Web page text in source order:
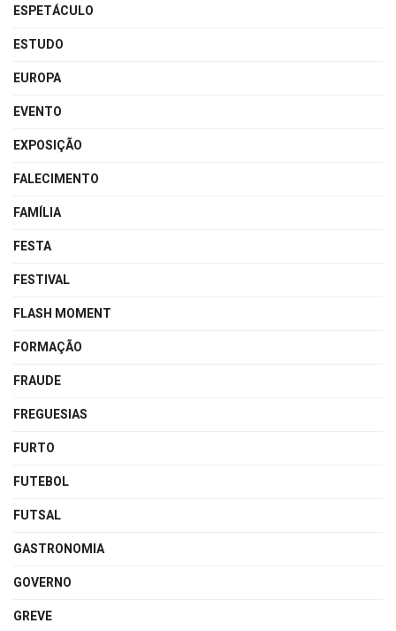
ESPETÁCULO
ESTUDO
EUROPA
EVENTO
EXPOSIÇÃO
FALECIMENTO
FAMÍLIA
FESTA
FESTIVAL
FLASH MOMENT
FORMAÇÃO
FRAUDE
FREGUESIAS
FURTO
FUTEBOL
FUTSAL
GASTRONOMIA
GOVERNO
GREVE